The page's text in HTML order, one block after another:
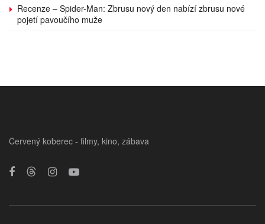
Recenze – Spider-Man: Zbrusu nový den nabízí zbrusu nové
pojetí pavoučího muže
Červený koberec - filmy, kino, zábava